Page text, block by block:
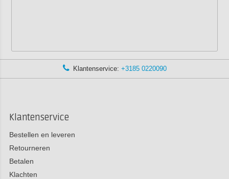
Klantenservice: +3185 0220090
Klantenservice
Bestellen en leveren
Retourneren
Betalen
Klachten